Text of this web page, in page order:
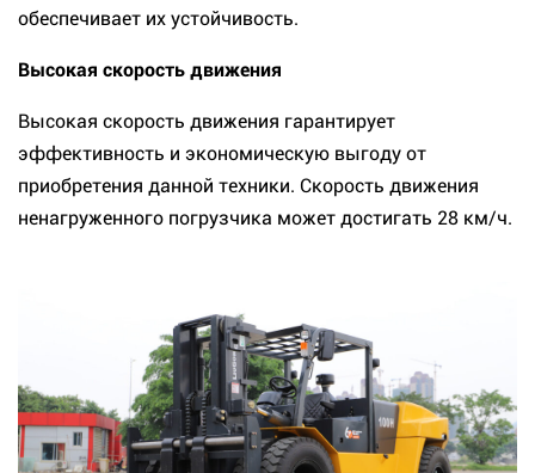
обеспечивает их устойчивость.
Высокая скорость движения
Высокая скорость движения гарантирует
эффективность и экономическую выгоду от
приобретения данной техники. Скорость движения
ненагруженного погрузчика может достигать 28 км/ч.